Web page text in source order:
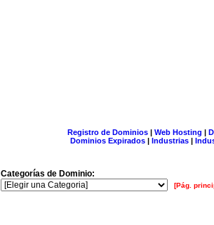
Registro de Dominios| Web Hosting |
Dominios Expirados | Industrias |
Categorías de Dominio:
[Pág.